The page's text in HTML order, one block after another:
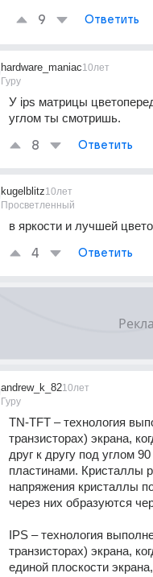
9 Ответить
hardware_maniac
Гуру
10лет
У ips матрицы
углом ты смотришь.
8 Ответить
kugelblitz
Просветленный
10лет
в яркости и лучшей
4 Ответить
andrew_k_82
Гуру
10лет
TN-TFT – технология
транзисторах) экрана,
друг к другу под углом
пластинами. Кристаллы
напряжения кристаллы
через них образуются
IPS – технология
транзисторах) экрана,
единой плоскости